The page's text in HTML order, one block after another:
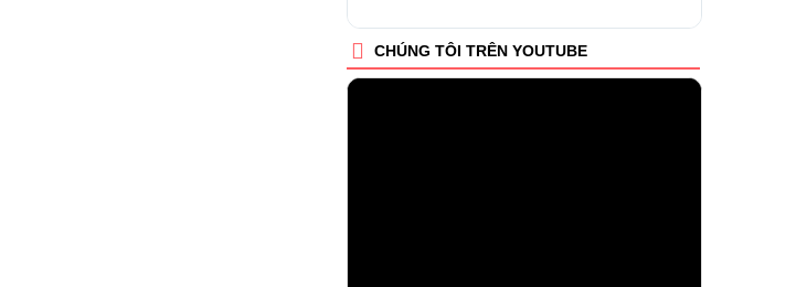
CHÚNG TÔI TRÊN YOUTUBE